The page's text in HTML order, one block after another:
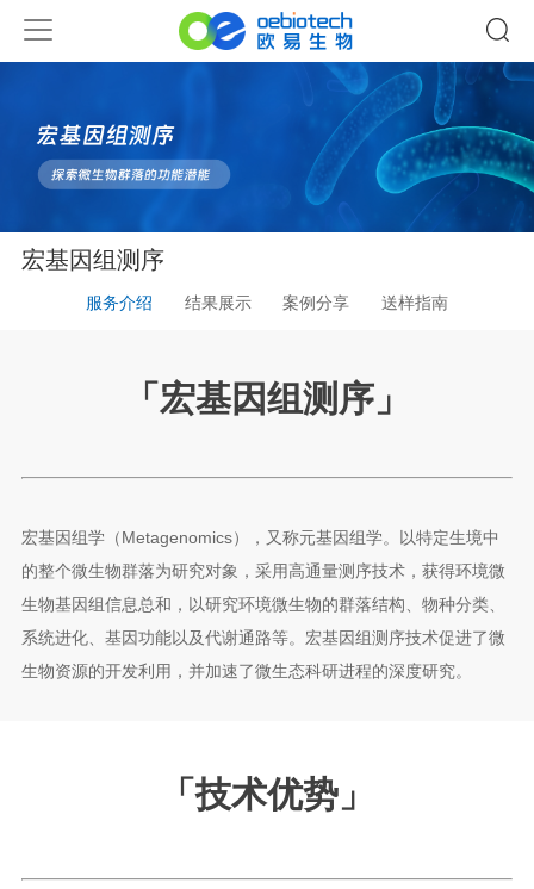
宏基因组测序
服务介绍 结果展示 案例分享 送样指南
「 宏基因组测序 」
宏基因组学（Metagenomics），又称元基因组学。以特定生境中
的整个微生物群落为研究对象，采用高通量测序技术，获得环境微
生物基因组信息总和，以研究环境微生物的群落结构、物种分类、
系统进化、基因功能以及代谢通路等。宏基因组测序技术促进了微
生物资源的开发利用，并加速了微生态科研进程的深度研究。
「技术优势 」